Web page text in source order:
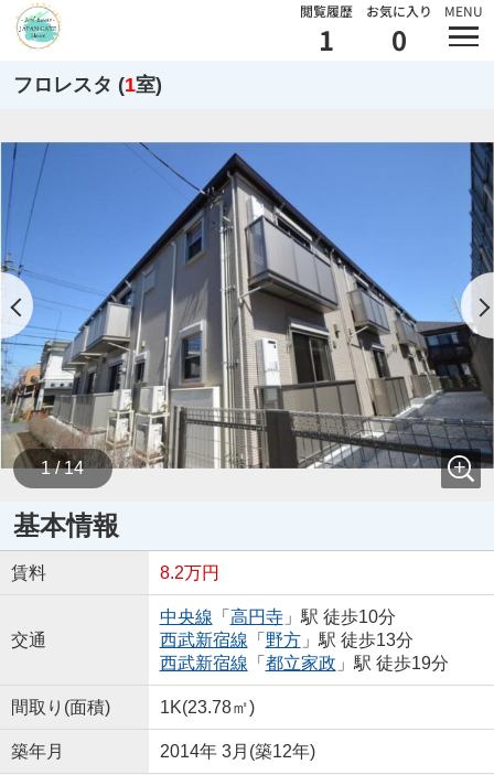
閲覧履歴
1
お気に入り
0
MENU
フロレスタ (1室)
1 / 14
基本情報
賃料 8.2万円
交通
中央線 「 高円寺」駅 徒歩10分
西武新宿線 「 野方」駅 徒歩13分
西武新宿線 「 都立家政 」駅 徒歩19分
間取り(面積) 1K(23.78㎡)
築年月 2014年 3月(築12年)